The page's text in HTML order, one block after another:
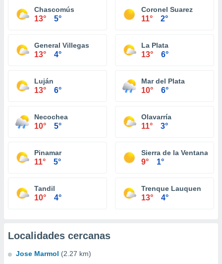
Chascomús
13° 5°
Coronel Suarez
11° 2°
General Villegas
13° 4°
La Plata
13° 6°
Luján
13° 6°
Mar del Plata
10° 6°
Necochea
10° 5°
Olavarría
11° 3°
Pinamar
11° 5°
Sierra de la Ventana
9° 1°
Tandil
10° 4°
Trenque Lauquen
13° 4°
Localidades cercanas
Jose Marmol (2.27 km)